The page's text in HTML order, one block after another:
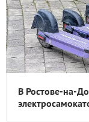
В Ростове-на-